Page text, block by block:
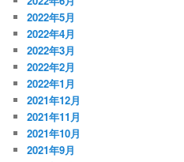
2022年5月
2022年4月
2022年3月
2022年2月
2022年1月
2021年12月
2021年11月
2021年10月
2021年9月